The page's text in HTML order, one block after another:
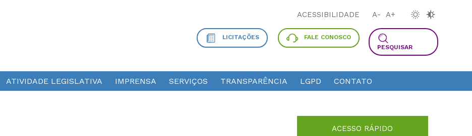
ACESSIBILIDADE A- A+
LICITAÇÕES
FALE CONOSCO
PESQUISAR
ATIVIDADE LEGISLATIVA IMPRENSA SERVIÇOS TRANSPARÊNCIA LGPD CONTATO
ACESSO RÁPIDO